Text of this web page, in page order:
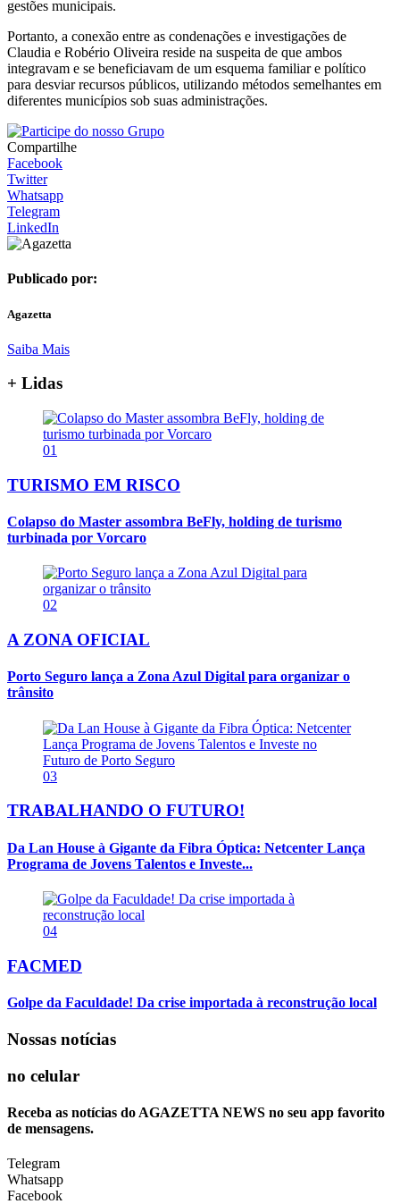
gestões municipais.
Portanto, a conexão entre as condenações e investigações de
Claudia e Robério Oliveira reside na suspeita de que ambos
integravam e se beneficiavam de um esquema familiar e político
para desviar recursos públicos, utilizando métodos semelhantes em
diferentes municípios sob suas administrações.
Compartilhe
Facebook
Twitter
Whatsapp
Telegram
LinkedIn
Publicado por:
Agazetta
Saiba Mais
+ Lidas
01
TURISMO EM RISCO
Colapso do Master assombra BeFly, holding de turismo
turbinada por Vorcaro
02
A ZONA OFICIAL
Porto Seguro lança a Zona Azul Digital para organizar o
trânsito
03
TRABALHANDO O FUTURO!
Da Lan House à Gigante da Fibra Óptica: Netcenter Lança
Programa de Jovens Talentos e Investe...
04
FACMED
Golpe da Faculdade! Da crise importada à reconstrução local
Nossas notícias
no celular
Receba as notícias do AGAZETTA NEWS no seu app favorito
de mensagens.
Telegram
Whatsapp
Facebook